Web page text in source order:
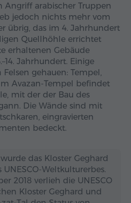
Angriff arabischer Truppen
jedoch nichts mehr vom
übrig, das im 4. Jahrhundert
Quellhöhle errichtet
erhaltenen Gebäude
Jahrhundert. Einige
gehauen: Tempel,
Avazan-Tempel befindet
mit der der Bau des
Die Wände sind mit
eingravierten
bedeckt.
das Kloster Geghard
UNESCO-Weltkulturerbes.
2018 verlieh die UNESCO
Kloster Geghard und